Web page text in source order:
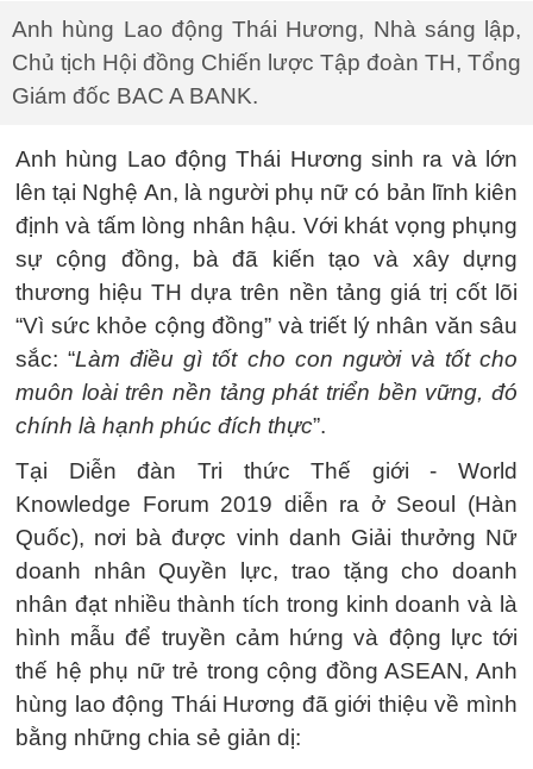
Anh hùng Lao động Thái Hương, Nhà sáng lập,
Chủ tịch Hội đồng Chiến lược Tập đoàn TH, Tổng
Giám đốc BAC A BANK.
Anh hùng Lao động Thái Hương sinh ra và lớn
lên tại Nghệ An, là người phụ nữ có bản lĩnh kiên
định và tấm lòng nhân hậu. Với khát vọng phụng
sự cộng đồng, bà đã kiến tạo và xây dựng
thương hiệu TH dựa trên nền tảng giá trị cốt lõi
“Vì sức khỏe cộng đồng” và triết lý nhân văn sâu
sắc: “Làm điều gì tốt cho con người và tốt cho
muôn loài trên nền tảng phát triển bền vững, đó
chính là hạnh phúc đích thực”.
Tại Diễn đàn Tri thức Thế giới - World
Knowledge Forum 2019 diễn ra ở Seoul (Hàn
Quốc), nơi bà được vinh danh Giải thưởng Nữ
doanh nhân Quyền lực, trao tặng cho doanh
nhân đạt nhiều thành tích trong kinh doanh và là
hình mẫu để truyền cảm hứng và động lực tới
thế hệ phụ nữ trẻ trong cộng đồng ASEAN, Anh
hùng lao động Thái Hương đã giới thiệu về mình
bằng những chia sẻ giản dị: